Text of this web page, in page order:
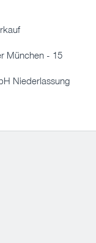
München - 15
Niederlassung